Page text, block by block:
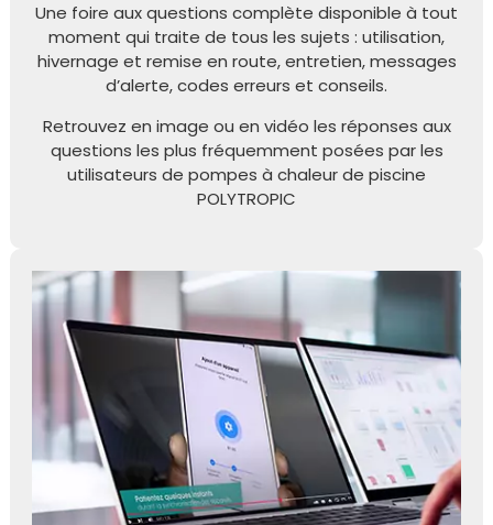
Une foire aux questions complète disponible à tout
moment qui traite de tous les sujets : utilisation,
hivernage et remise en route, entretien, messages
d’alerte, codes erreurs et conseils.
Retrouvez en image ou en vidéo les réponses aux
questions les plus fréquemment posées par les
utilisateurs de pompes à chaleur de piscine
POLYTROPIC